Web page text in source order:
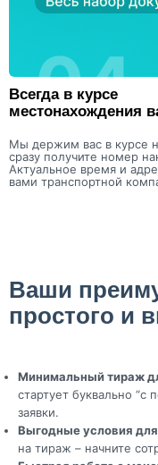
Всегда в курсе
местонахождения
Мы держим вас в курсе
сразу получите номер
Актуальное время и
вами транспортной
Ваши
простого и
Минимальный тираж
стартует буквально “с
заявки.
Выгодные условия для
на тираж – начните